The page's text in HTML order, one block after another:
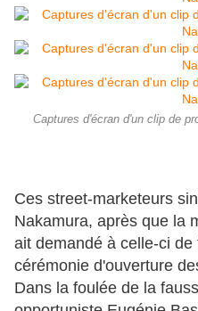
Captures d'écran d'un clip de
Ces street-marketeurs
Nakamura, après que la
ait demandé à celle-ci
cérémonie d'ouverture
Dans la foulée de la